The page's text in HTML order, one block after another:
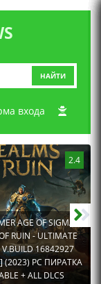
НАЙТИ
входа
2.4
AGE OF SIGMAR:
RUIN - ULTIMATE
V.BUILD 16842927
(2023) PC ПИРАТКА
+ ALL DLCS